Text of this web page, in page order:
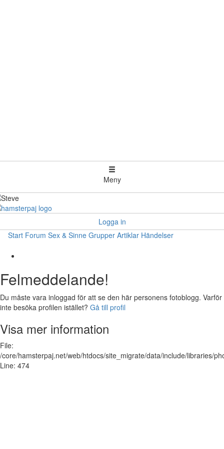
Meny
Logga in
Start Forum Sex & Sinne Grupper Artiklar Händelser
Felmeddelande!
Du måste vara inloggad för att se den här personens fotoblogg. Varför
inte besöka profilen istället? Gå till profil
Visa mer information
File:
/core/hamsterpaj.net/web/htdocs/site_migrate/data/include/libraries/
Line: 474